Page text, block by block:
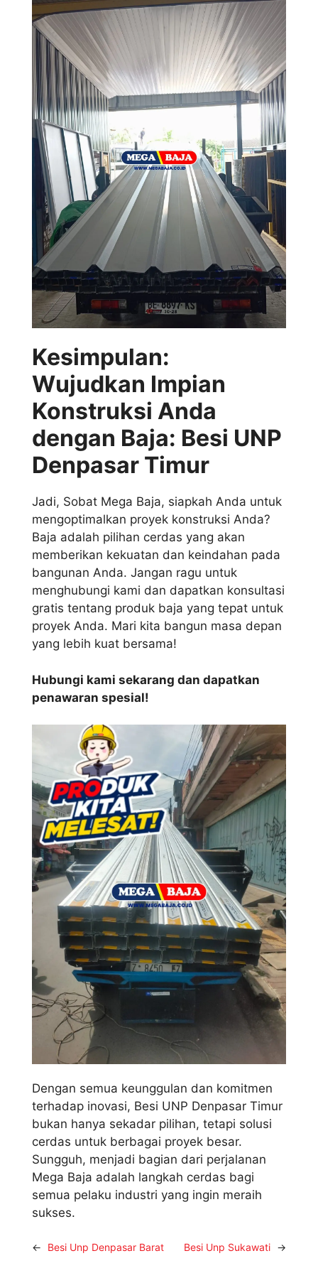
Kesimpulan:
Wujudkan Impian
Konstruksi Anda
dengan Baja: Besi UNP
Denpasar Timur
Jadi, Sobat Mega Baja, siapkah Anda untuk
mengoptimalkan proyek konstruksi Anda?
Baja adalah pilihan cerdas yang akan
memberikan kekuatan dan keindahan pada
bangunan Anda. Jangan ragu untuk
menghubungi kami dan dapatkan konsultasi
gratis tentang produk baja yang tepat untuk
proyek Anda. Mari kita bangun masa depan
yang lebih kuat bersama!
Hubungi kami sekarang dan dapatkan
penawaran spesial!
Dengan semua keunggulan dan komitmen
terhadap inovasi, Besi UNP Denpasar Timur
bukan hanya sekadar pilihan, tetapi solusi
cerdas untuk berbagai proyek besar.
Sungguh, menjadi bagian dari perjalanan
Mega Baja adalah langkah cerdas bagi
semua pelaku industri yang ingin meraih
sukses.
← Besi Unp Denpasar Barat Besi Unp Sukawati →